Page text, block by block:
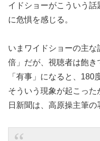
イドショーがこういう
に危惧を感じる。
いまワイドショーの主
倍」だが、視聴者は飽
「有事」になると、180
そういう現象が起こっ
日新聞は、高原操主筆の